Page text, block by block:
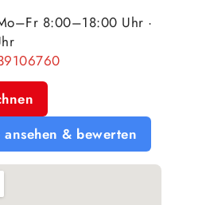
8:00–18:00 Uhr ·
& bewerten